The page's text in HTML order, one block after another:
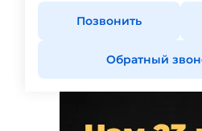
Позвонить
Обратный